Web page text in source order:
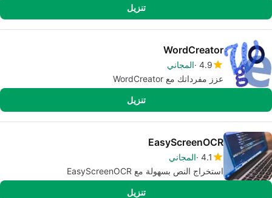
تنزيل
WordCreator
4.9 المجاني
عزز مفرداتك مع WordCreator
تنزيل
EasyScreenOCR
4.1 المجاني
استخراج النص بسهولة مع EasyScreenOCR
تنزيل